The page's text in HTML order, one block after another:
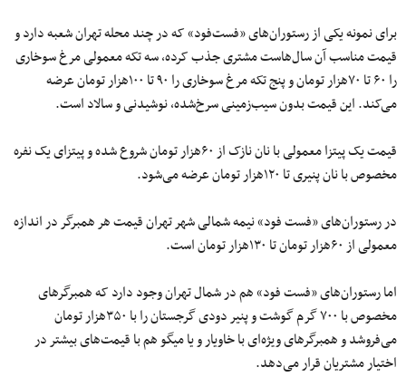
برای نمونه یکی از رستوران‌های «فست‌فود» که در چند محله تهران شعبه دارد و
قیمت مناسب آن سال‌هاست مشتری جذب کرده، سه تکه معمولی مرغ سوخاری
را ۶۰ تا ۷۰هزار تومان و پنج تکه مرغ سوخاری را ۹۰ تا ۱۰۰هزار تومان عرضه
می‌کند. این قیمت بدون سیب‌زمینی سرخ‌شده، نوشیدنی و سالاد است.
قیمت یک پیتزا معمولی با نان نازک از ۶۰هزار تومان شروع شده و پیتزای یک نفره
مخصوص با نان پنیری تا ۱۲۰هزار تومان عرضه می‌شود.
در رستوران‌های «فست فود» نیمه شمالی شهر تهران قیمت هر همبرگر در اندازه
معمولی از ۶۰هزار تومان تا ۱۳۰هزار تومان است.
اما رستوران‌های «فست فود» هم در شمال تهران وجود دارد که همبرگرهای
مخصوص با ۷۰۰ گرم گوشت و پنیر دودی گرجستان را با ۳۵۰هزار تومان
می‌فروشد و همبرگرهای ویژه‌ای با خاویار و یا میگو هم با قیمت‌های بیشتر در
اختیار مشتریان قرار می‌دهد.